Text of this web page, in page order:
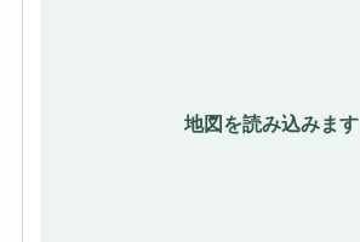
地図を読み込みます